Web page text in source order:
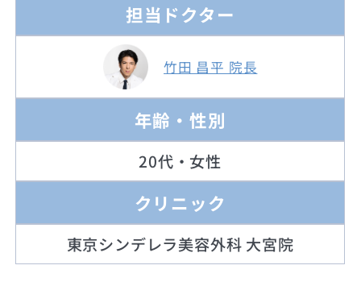
担当ドクター
竹田 昌平 院長
年齢・性別
20代・女性
クリニック
東京シンデレラ美容外科 大宮院